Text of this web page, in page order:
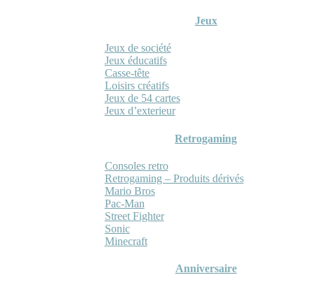
Jeux
Jeux de société
Jeux éducatifs
Casse-tête
Loisirs créatifs
Jeux de 54 cartes
Jeux d’exterieur
Retrogaming
Consoles retro
Retrogaming – Produits dérivés
Mario Bros
Pac-Man
Street Fighter
Sonic
Minecraft
Anniversaire